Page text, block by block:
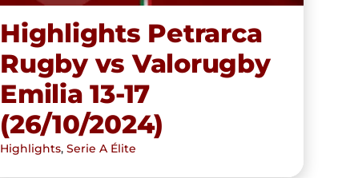
Highlights Petrarca
Rugby vs Valorugby
Emilia 13-17
(26/10/2024)
Highlights, Serie A Élite